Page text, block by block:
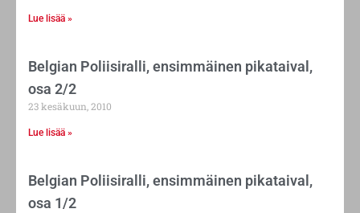
Lue lisää »
Belgian Poliisiralli, ensimmäinen pikataival,
osa 2/2
23 kesäkuun, 2010
Lue lisää »
Belgian Poliisiralli, ensimmäinen pikataival,
osa 1/2